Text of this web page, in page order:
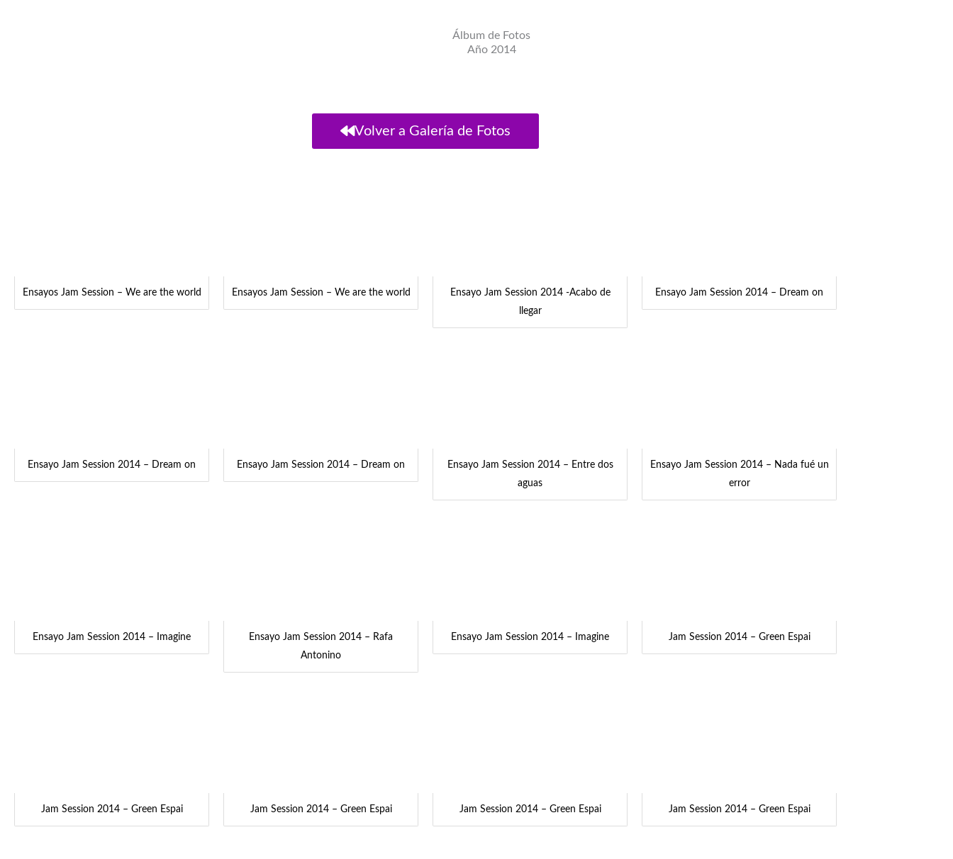
Álbum de Fotos
Año 2014
Volver a Galería de Fotos
Ensayos Jam Session – We are the world Ensayos Jam Session – We are the world
Ensayo Jam Session 2014 -Acabo de
llegar
Ensayo Jam Session 2014 – Dream on
Ensayo Jam Session 2014 – Dream on Ensayo Jam Session 2014 – Dream on
Ensayo Jam Session 2014 – Entre dos
aguas
Ensayo Jam Session 2014 – Nada fué un
error
Ensayo Jam Session 2014 – Imagine
Ensayo Jam Session 2014 – Rafa
Antonino
Ensayo Jam Session 2014 – Imagine Jam Session 2014 – Green Espai
Jam Session 2014 – Green Espai Jam Session 2014 – Green Espai Jam Session 2014 – Green Espai Jam Session 2014 – Green Espai